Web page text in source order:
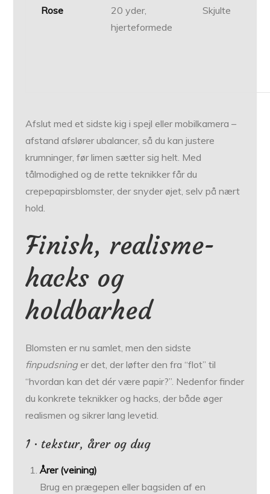
Rose
20 yder,
hjerteformede
Skjulte
Afslut med et sidste kig i spejl eller mobilkamera –
afstand afslører ubalancer, så du kan justere
krumninger, før limen sætter sig helt. Med
tålmodighed og de rette teknikker får du
crepepapirsblomster, der snyder øjet, selv på nært
hold.
Finish, realisme-
hacks og
holdbarhed
Blomsten er nu samlet, men den sidste
finpudsninger det, der løfter den fra “flot” til
“hvordan kan det dér være papir?”. Nedenfor finder
du konkrete teknikker og hacks, der både øger
realismen og sikrer lang levetid.
1 · tekstur, årer og dug
Årer (veining)
Brug en prægepen eller bagsiden af en